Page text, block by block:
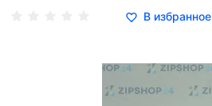
В избранное